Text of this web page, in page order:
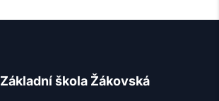
Základní škola Žákovská